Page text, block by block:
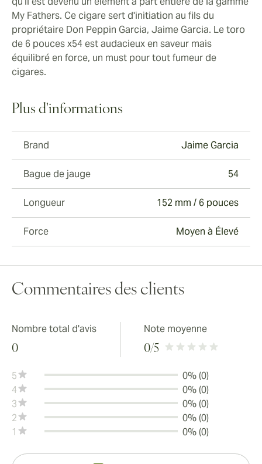
My Fathers. Ce cigare sert d'initiation au fils du
propriétaire Don Peppin Garcia, Jaime Garcia. Le toro
de 6 pouces x54 est audacieux en saveur mais
équilibré en force, un must pour tout fumeur de
cigares.
Plus d'informations
Brand Jaime Garcia
Bague de jauge 54
Longueur 152 mm / 6 pouces
Force Moyen à Élevé
Commentaires des clients
Nombre total d'avis
0
Note moyenne
0/5
5
0% (0)
4
0% (0)
3
0% (0)
2
0% (0)
1
0% (0)